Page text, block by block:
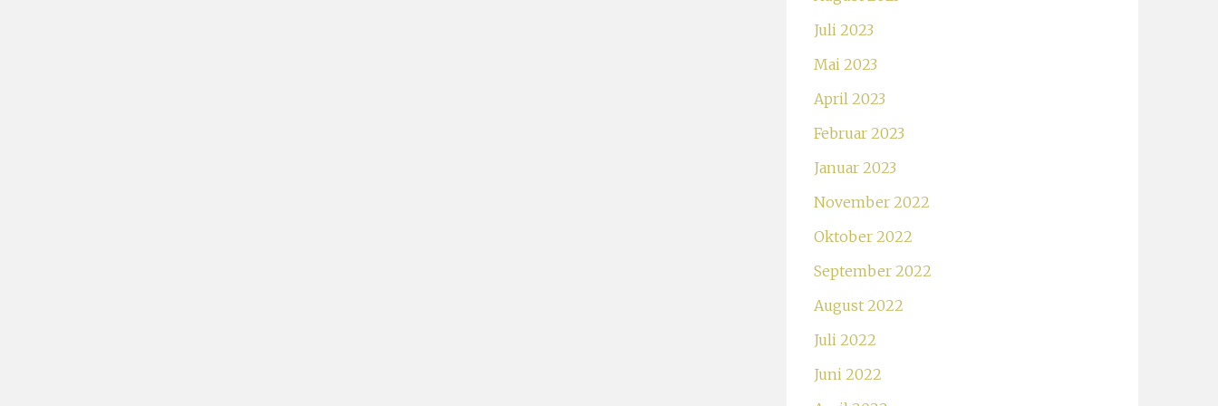
Juli 2023
Mai 2023
April 2023
Februar 2023
Januar 2023
November 2022
Oktober 2022
September 2022
August 2022
Juli 2022
Juni 2022